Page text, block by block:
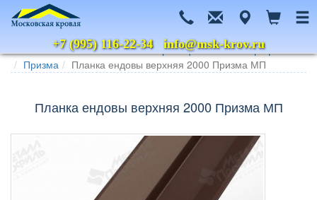
+7 (995) 116-22-34info@msk-krov.ru
Главная Каталог Металлочерепица
Металл Профиль
Призма
Планка ендовы верхняя 2000 Призма МП
Планка ендовы верхняя 2000 Призма МП